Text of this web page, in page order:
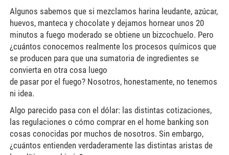
Algunos sabemos que si mezclamos harina leudante, azúcar,
huevos, manteca y chocolate y dejamos hornear unos 20
minutos a fuego moderado se obtiene un bizcochuelo. Pero
¿cuántos conocemos realmente los procesos químicos que
se producen para que una sumatoria de ingredientes se
convierta en otra cosa luego
de pasar por el fuego? Nosotros, honestamente, no tenemos
ni idea.
Algo parecido pasa con el dólar: las distintas cotizaciones,
las regulaciones o cómo comprar en el home banking son
cosas conocidas por muchos de nosotros. Sin embargo,
¿cuántos entienden verdaderamente las distintas aristas de